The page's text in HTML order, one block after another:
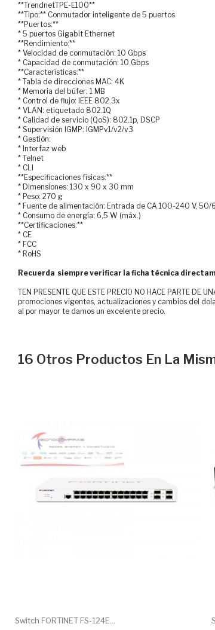
**TrendnetTPE-E100**
**Tipo:** Conmutador inteligente de 5 puertos
**Puertos:**
* 5 puertos Gigabit Ethernet
**Rendimiento:**
* Velocidad de conmutación: 10 Gbps
* Capacidad de conmutación: 10 Gbps
**Características:**
* Tabla de direcciones MAC: 4K
* Memoria del búfer: 1 MB
* Control de flujo: IEEE 802.3x
* VLAN: etiquetado 802.1Q
* Calidad de servicio (QoS): 802.1p, DSCP
* Supervisión IGMP: IGMPv1/v2/v3
* Gestión:
* Interfaz web
* Telnet
* CLI
**Especificaciones físicas:**
* Dimensiones: 130 x 90 x 30 mm
* Peso: 270 g
* Fuente de alimentación: Entrada de CA 100-240 V, 50/
* Consumo de energía: 6,5 W (máx.)
**Certificaciones:**
* CE
* FCC
* RoHS
Recuerda siempre verificar la ficha técnica
TEN PRESENTE QUE ESTE PRECIO NO HACE PARTE DE
promociones vigentes, actualizaciones y cambios del
al por mayor te damos un excelente precio.
16 Otros Productos En La
Switch FORTINET FS-124E...